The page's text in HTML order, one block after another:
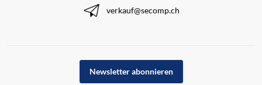
verkauf@secomp.ch
Newsletter abonnieren